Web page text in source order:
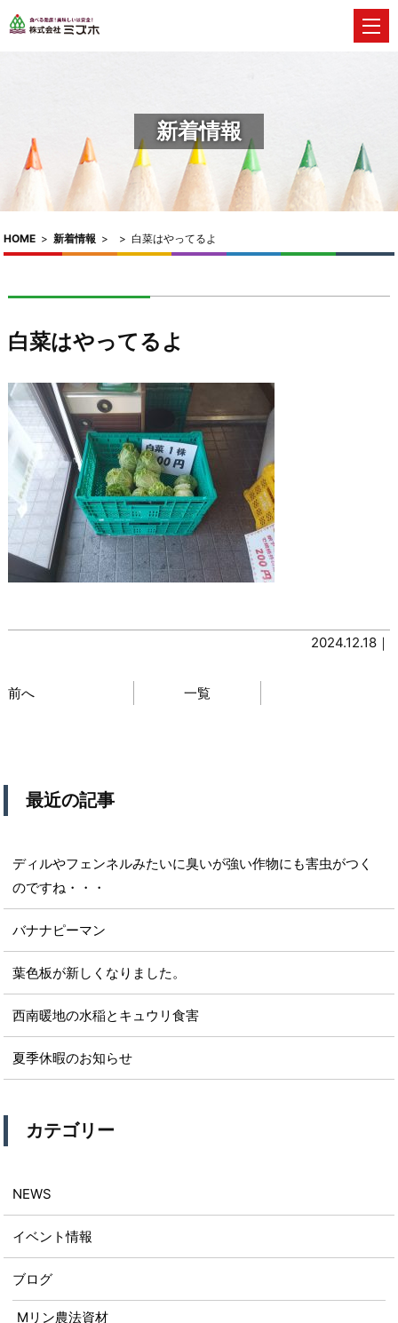
新着情報
HOME > 新着情報 > > 白菜はやってるよ
白菜はやってるよ
2024.12.18｜
前へ 一覧
最近の記事
ディルやフェンネルみたいに臭いが強い作物にも害虫がつく
のですね・・・
バナナピーマン
葉色板が新しくなりました。
西南暖地の水稲とキュウリ食害
夏季休暇のお知らせ
カテゴリー
NEWS
イベント情報
ブログ
Mリン農法資材